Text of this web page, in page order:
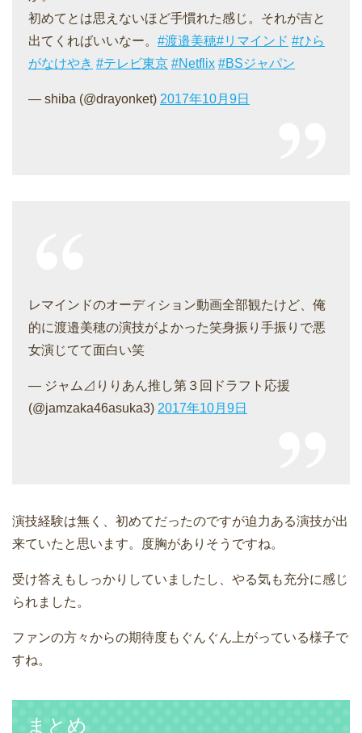
初めてとは思えないほど手慣れた感じ。それが吉と
出てくればいいなー。 #渡邉美穂#リマインド #ひら
がなけやき #テレビ東京 #Netflix #BSジャパン
— shiba (@drayonket) 2017年10月9日
レマインドのオーディション動画全部観たけど、俺
的に渡邉美穂の演技がよかった笑身振り手振りで悪
女演じてて面白い笑
— ジャム⊿りりあん推し第３回ドラフト応援
(@jamzaka46asuka3) 2017年10月9日
演技経験は無く、初めてだったのですが迫力ある演技が出
来ていたと思います。度胸がありそうですね。
受け答えもしっかりしていましたし、やる気も充分に感じ
られました。
ファンの方々からの期待度もぐんぐん上がっている様子で
すね。
まとめ